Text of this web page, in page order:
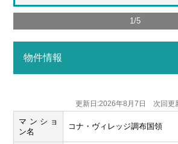
1/5
物件情報
更新日:2026年8月7日 次回更
マンショ
ン名
コナ・ヴィレッジ調布国領